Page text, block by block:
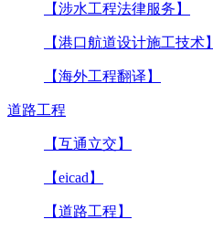
【涉水工程法律服务】
【港口航道设计施工技术】
【海外工程翻译】
道路工程
【互通立交】
【eicad】
【道路工程】